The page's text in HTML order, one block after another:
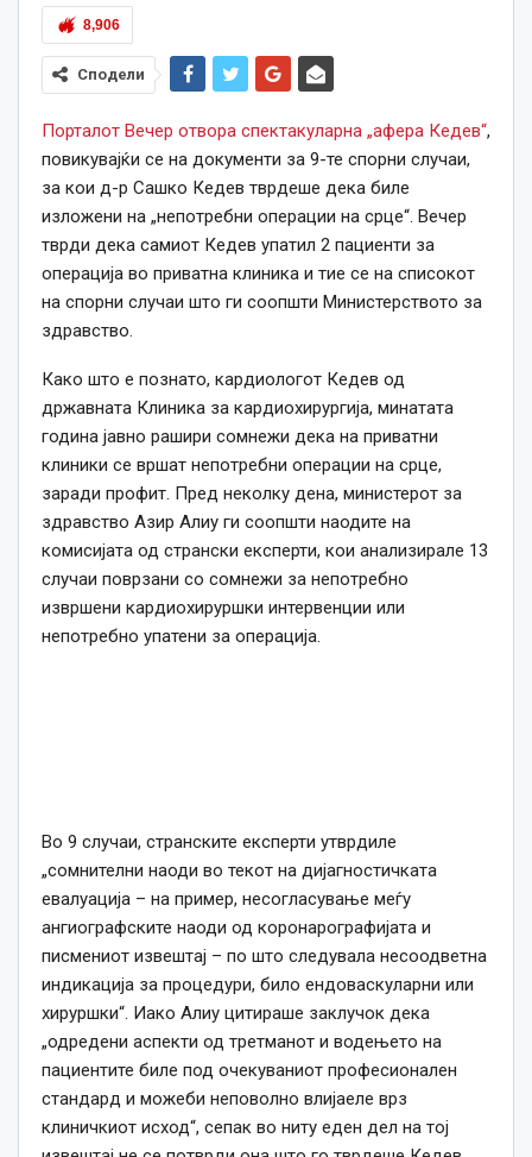
8,906
Сподели
Порталот Вечер отвора спектакуларна „афера Кедев“,
повикувајќи се на документи за 9-те спорни случаи,
за кои д-р Сашко Кедев тврдеше дека биле
изложени на „непотребни операции на срце“. Вечер
тврди дека самиот Кедев упатил 2 пациенти за
операција во приватна клиника и тие се на списокот
на спорни случаи што ги соопшти Министерството за
здравство.
Како што е познато, кардиологот Кедев од
државната Клиника за кардиохирургија, минатата
година јавно рашири сомнежи дека на приватни
клиники се вршат непотребни операции на срце,
заради профит. Пред неколку дена, министерот за
здравство Азир Алиу ги соопшти наодите на
комисијата од странски експерти, кои анализирале 13
случаи поврзани со сомнежи за непотребно
извршени кардиохируршки интервенции или
непотребно упатени за операција.
Во 9 случаи, странските експерти утврдиле
„сомнителни наоди во текот на дијагностичката
евалуација – на пример, несогласување меѓу
ангиографските наоди од коронарографијата и
писмениот извештај – по што следувала несоодветна
индикација за процедури, било ендоваскуларни или
хируршки“. Иако Алиу цитираше заклучок дека
„одредени аспекти од третманот и водењето на
пациентите биле под очекуваниот професионален
стандард и можеби неповолно влијаеле врз
клиничкиот исход“, сепак во ниту еден дел на тој